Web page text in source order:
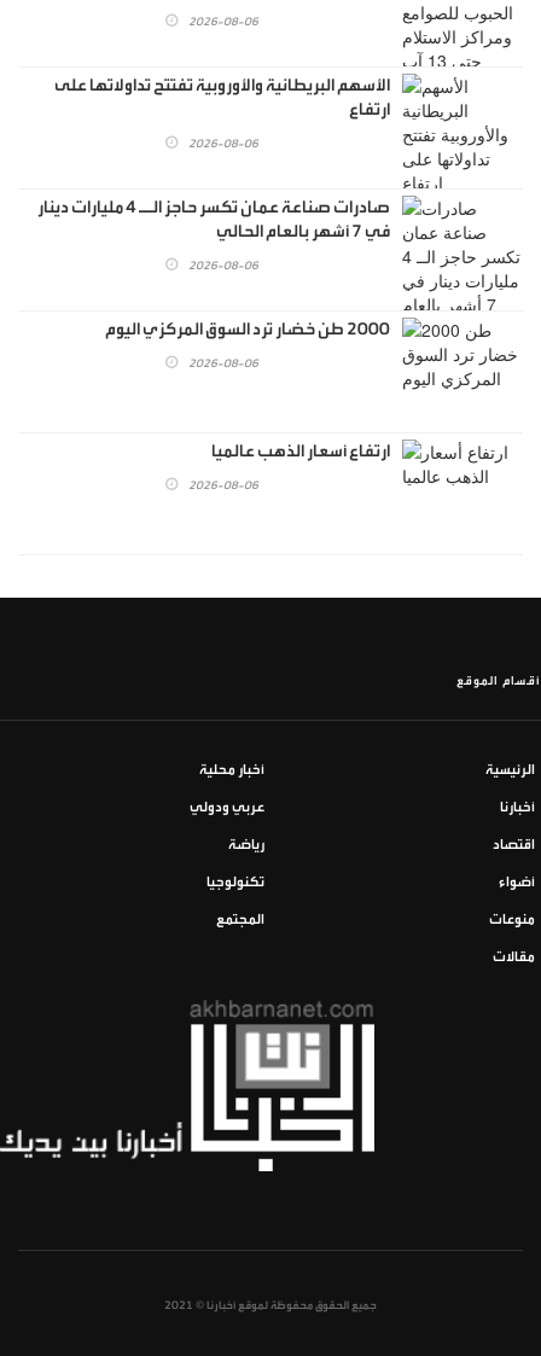
2026-08-06
الأسهم البريطانية والأوروبية تفتتح تداولاتها على
ارتفاع
2026-08-06
صادرات صناعة عمان تكسر حاجز الــ 4 مليارات دينار
في 7 أشهر بالعام الحالي
2026-08-06
2000 طن خضار ترد السوق المركزي اليوم
2026-08-06
ارتفاع أسعار الذهب عالميا
2026-08-06
أقسام الموقع
الرئيسية أخبار محلية
أخبارنا عربي ودولي
اقتصاد رياضة
أضواء تكنولوجيا
منوعات المجتمع
مقالات
جميع الحقوق محفوظة لموقع أخبارنا © 2021